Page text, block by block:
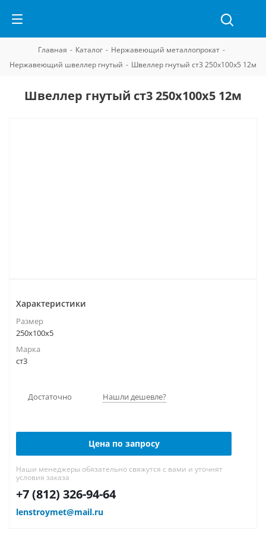
Главная - Каталог - Нержавеющий металлопрокат -
Нержавеющий швеллер гнутый - Швеллер гнутый ст3 250х100х5 12м
Швеллер гнутый ст3 250х100х5 12м
Характеристики
Размер
250х100х5
Марка
ст3
Достаточно Нашли дешевле?
Цена по запросу
Наши менеджеры обязательно свяжутся с вами и уточнят
условия заказа
+7 (812) 326-94-64
lenstroymet@mail.ru